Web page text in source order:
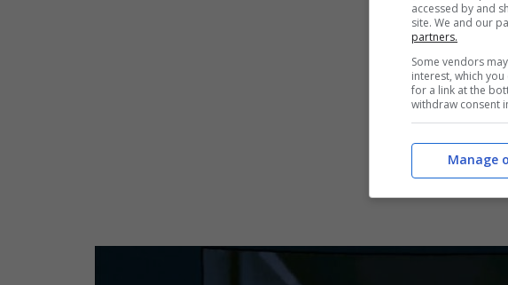
accessed by and
site. We and our
partners.
Some vendors
interest, which
for a link at the
withdraw consent
Manage